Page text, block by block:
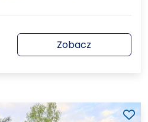
Zobacz